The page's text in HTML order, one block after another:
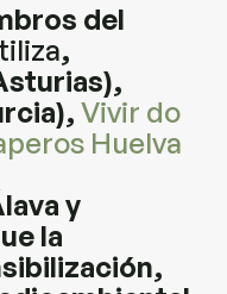
del
,
Vivir do
Huelva
y
la